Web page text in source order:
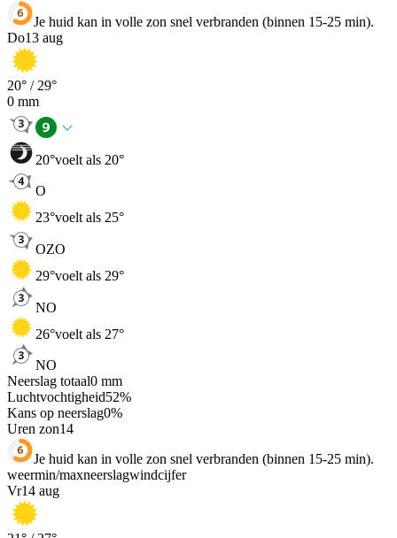
Je huid kan in volle zon snel verbranden (binnen 15-25 min).
Do13 aug
20° / 29°
0 mm
20°voelt als 20°
O
23°voelt als 25°
OZO
29°voelt als 29°
NO
26°voelt als 27°
NO
Neerslag totaal0 mm
Luchtvochtigheid52%
Kans op neerslag0%
Uren zon14
Je huid kan in volle zon snel verbranden (binnen 15-25 min).
weermin/maxneerslagwindcijfer
Vr14 aug